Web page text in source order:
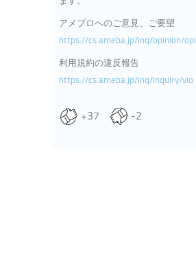
アメブロへのご意見、ご要望
https://cs.ameba.jp/inq/opinion/opi
利用規約の違反報告
https://cs.ameba.jp/inq/inquiry/vio
+37 -2